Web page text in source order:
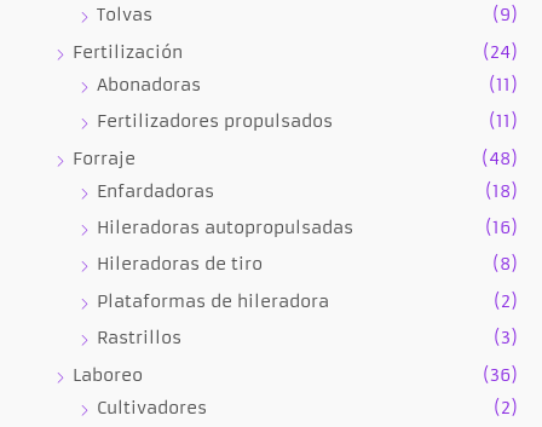
Tolvas
(9)
Fertilización
(24)
Abonadoras
(11)
Fertilizadores propulsados
(11)
Forraje
(48)
Enfardadoras
(18)
Hileradoras autopropulsadas
(16)
Hileradoras de tiro
(8)
Plataformas de hileradora
(2)
Rastrillos
(3)
Laboreo
(36)
Cultivadores
(2)